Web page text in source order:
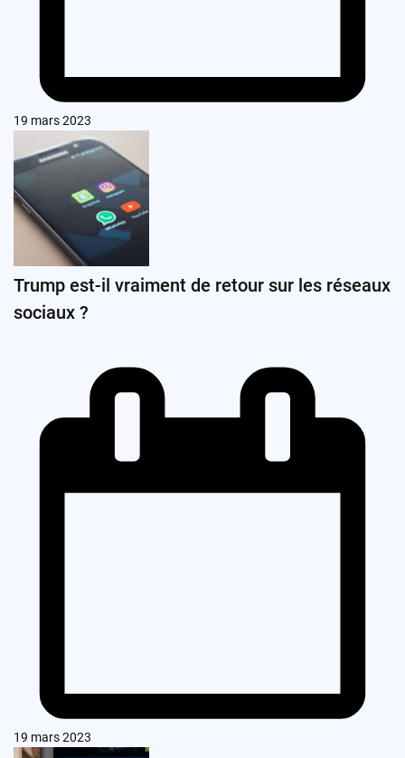
19 mars 2023
Trump est-il vraiment de retour sur les réseaux
sociaux ?
19 mars 2023